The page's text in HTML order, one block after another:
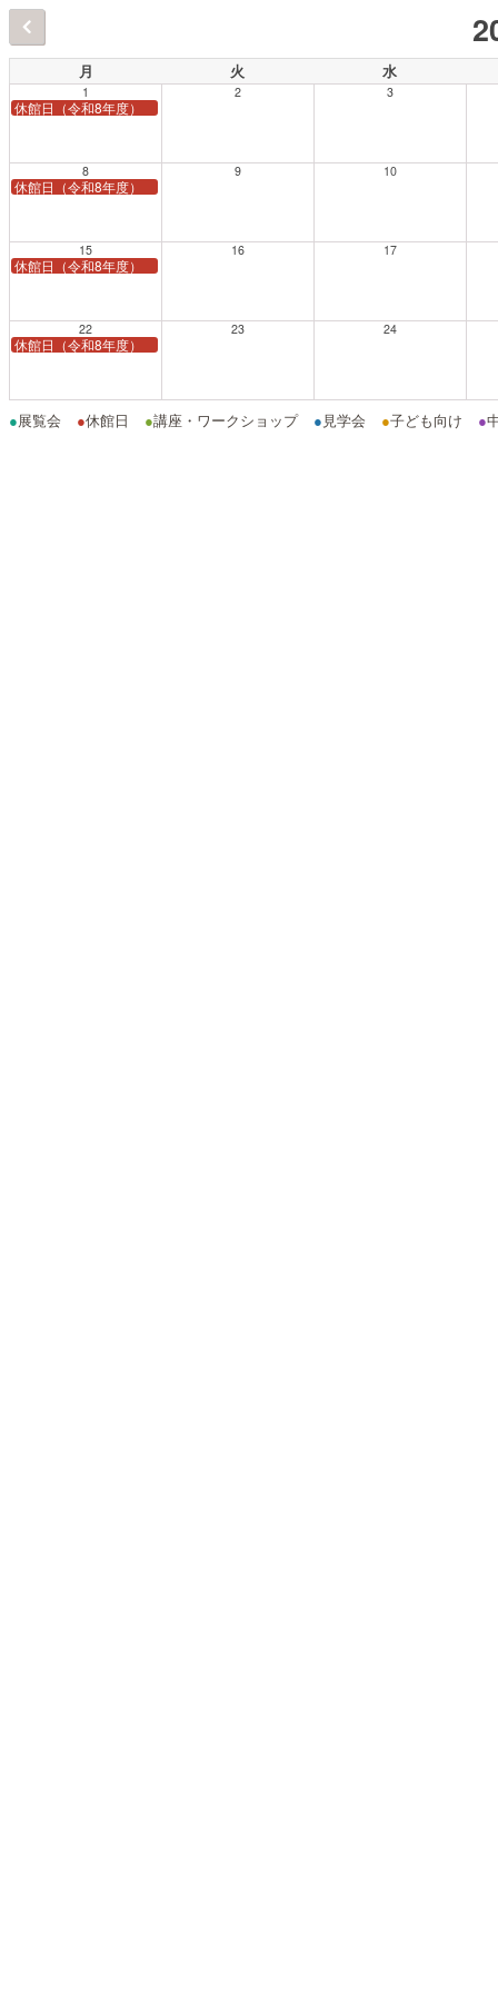
月 火 水
1
休館日（令和8年度）
2 3
8
休館日（令和8年度）
9 10
15
休館日（令和8年度）
16 17
22
休館日（令和8年度）
23 24
●展覧会 ●休館日 ●講座・ワークショップ ● 見学会 ●子ども向け ●